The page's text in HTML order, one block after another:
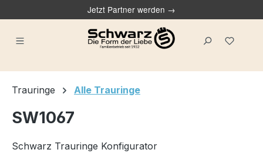
Jetzt Partner werden →
Trauringe Alle Trauringe
SW1067
Schwarz Trauringe Konfigurator